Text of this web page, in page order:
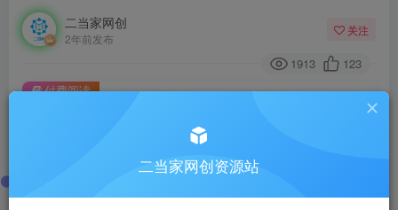
二当家网创
2年前发布
关注
1913 123
此内容为付费阅读，请付费后查看
9.9
付费阅读
二当家网创资源站